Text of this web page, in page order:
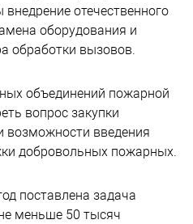
отечественного
оборудования и
обработки вызовов.
объединений пожарной
вопрос закупки
возможности введения
добровольных пожарных.
поставлена задача
меньше 50 тысяч